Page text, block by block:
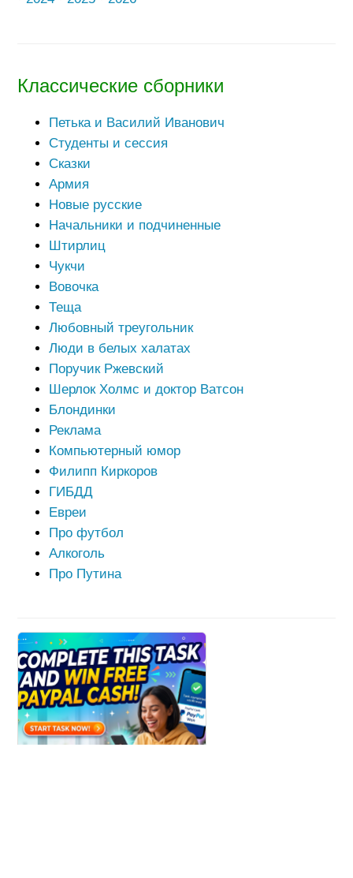
Классические сборники
Петька и Василий Иванович
Студенты и сессия
Сказки
Армия
Новые русские
Начальники и подчиненные
Штирлиц
Чукчи
Вовочка
Теща
Любовный треугольник
Люди в белых халатах
Поручик Ржевский
Шерлок Холмс и доктор Ватсон
Блондинки
Реклама
Компьютерный юмор
Филипп Киркоров
ГИБДД
Евреи
Про футбол
Алкоголь
Про Путина